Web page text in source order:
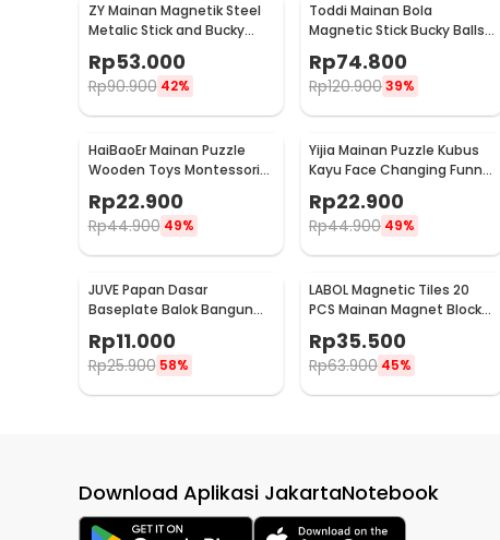
ZY Mainan Magnetik Steel
Metalic Stick and Bucky
Balls - 005
Rp53.000
Rp90.900 42%
Toddi Mainan Bola
Magnetic Stick Bucky Balls
Steel 216 PCS
4.6x4.6x4.6mm - TH7005A
Rp74.800
Rp120.90039%
HaiBaoEr Mainan Puzzle
Wooden Toys Montessori
HBR36
Rp22.900
Rp44.900 49%
Yijia Mainan Puzzle Kubus
Kayu Face Changing Funny
Rp22.900
Rp44.900 49%
JUVE Papan Dasar
Baseplate Balok Bangun
PCS - J-80
Rp11.000
Rp25.900 58%
LABOL Magnetic Tiles 20
PCS Mainan Magnet Block
10 Kotak 10 Segitiga - L-
1020
Rp35.500
Rp63.900 45%
Download Aplikasi JakartaNotebook